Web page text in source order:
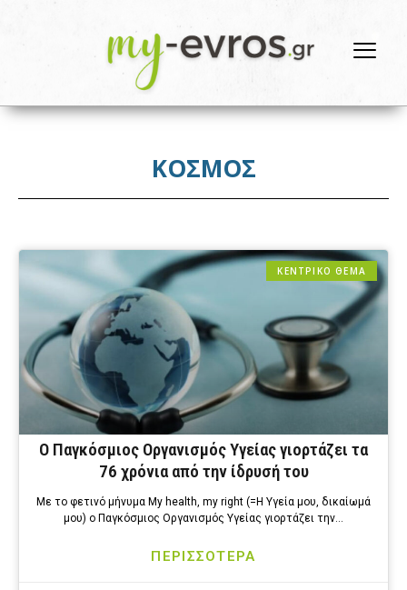
ΚΟΣΜΟΣ
ΚΕΝΤΡΙΚΟ ΘΕΜΑ
Ο Παγκόσμιος Οργανισμός Υγείας γιορτάζει τα
76 χρόνια από την ίδρυσή του
Με το φετινό μήνυμα My health, my right (=Η Υγεία μου, δικαίωμά
μου) ο Παγκόσμιος Οργανισμός Υγείας γιορτάζει την…
ΠΕΡΙΣΣΟΤΕΡΑ